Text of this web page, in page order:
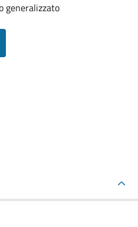
generalizzato